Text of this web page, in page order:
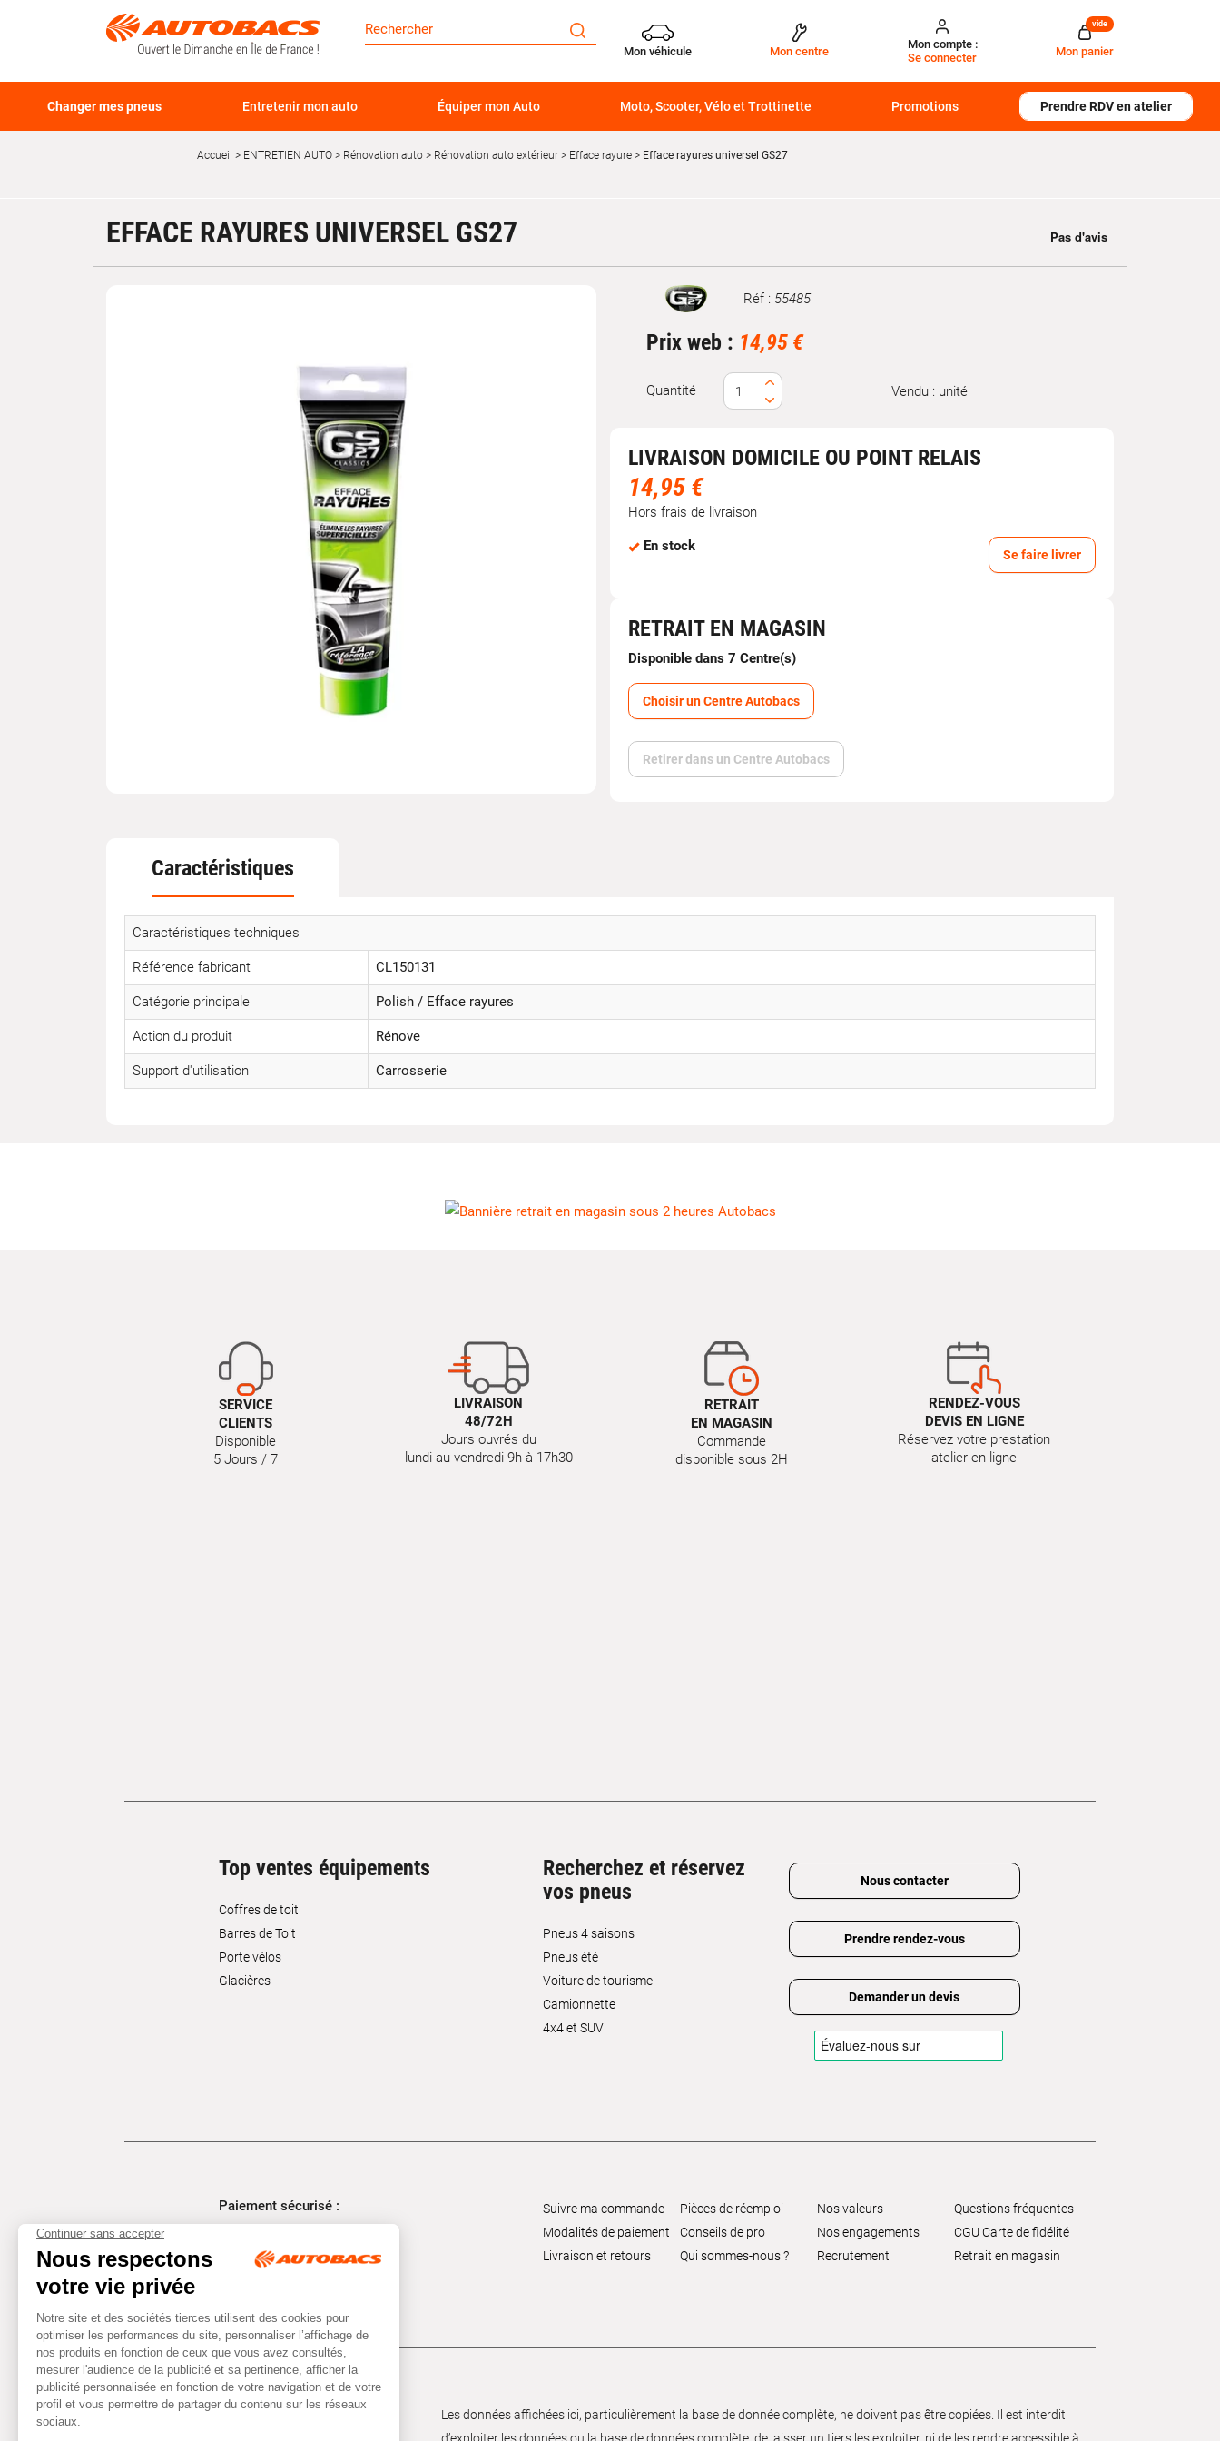
Mon véhicule Mon centre
Mon compte :
Se connecter
Mon panier
vide
Changer mes pneus Entretenir mon auto Équiper mon Auto Moto, Scooter, Vélo et Trottinette Promotions Prendre RDV en atelier
Accueil ENTRETIEN AUTO Rénovation auto Rénovation auto extérieur Efface rayure Efface rayures universel GS27
EFFACE RAYURES UNIVERSEL GS27
Marque Réf : 55485
Prix web : 14,95 €
Quantité Vendu : unité
LIVRAISON DOMICILE OU POINT RELAIS
14,95 €
Hors frais de livraison
En stock
Se faire livrer
RETRAIT EN MAGASIN
Disponible dans 7 Centre(s)
Choisir un Centre Autobacs
Retirer dans un Centre Autobacs
Caractéristiques
Caractéristiques techniques
Référence fabricant CL150131
Catégorie principale Polish / Efface rayures
Action du produit Rénove
Support d'utilisation Carrosserie
SERVICE
CLIENTS
Disponible
5 Jours / 7
LIVRAISON
48/72H
Jours ouvrés du
lundi au vendredi 9h à 17h30
RETRAIT
EN MAGASIN
Commande
disponible sous 2H
RENDEZ-VOUS
DEVIS EN LIGNE
Réservez votre prestation
atelier en ligne
Top ventes équipements
Coffres de toit
Barres de Toit
Porte vélos
Glacières
Recherchez et réservez
vos pneus
Pneus 4 saisons
Pneus été
Voiture de tourisme
Camionnette
4x4 et SUV
Nous contacter
Prendre rendez-vous
Demander un devis
Paiement sécurisé :
Suivre ma commande
Modalités de paiement
Livraison et retours
Pièces de réemploi
Conseils de pro
Qui sommes-nous ?
Nos valeurs
Nos engagements
Recrutement
Questions fréquentes
CGU Carte de fidélité
Retrait en magasin
Les données affichées ici, particulièrement la base de donnée complète, ne doivent pas être copiées. Il est interdit